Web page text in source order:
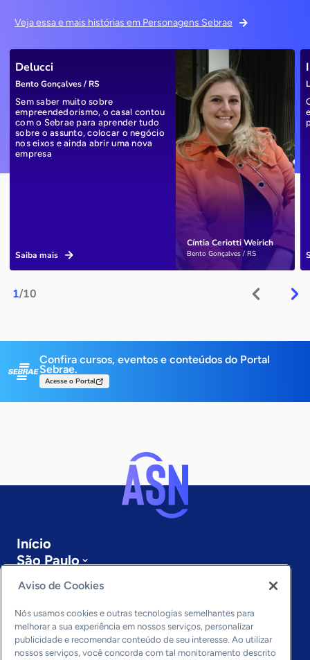
Veja essa e mais histórias em Personagens Sebrae
1/10
Cíntia Ceriotti Weirich
Bento Gonçalves / RS
Delucci
Bento Gonçalves / RS
Sem saber muito sobre
empreendedorismo, o casal contou
com o Sebrae para aprender tudo
sobre o assunto, colocar o negócio
nos eixos e ainda abrir uma nova
empresa
Saiba mais
Confira cursos, eventos e conteúdos do Portal
Sebrae.
Acesse o Portal
Início
São Paulo
Sobre a ASN
Últimas notícias
Entre em contato
Editorias
Economia & Política
Aviso de Cookies
Nós usamos cookies e outras tecnologias semelhantes para
melhorar a sua experiência em nossos serviços, personalizar
publicidade e recomendar conteúdo de seu interesse. Ao utilizar
nossos serviços, você concorda com tal monitoramento descrito